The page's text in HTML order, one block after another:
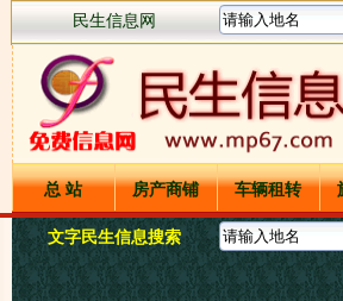
民生信息网
总 站 房产商铺 车辆租转
文字民生信息搜索